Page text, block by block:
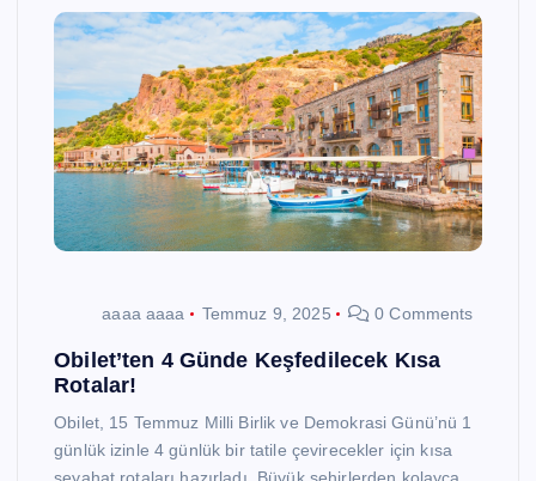
aaaa aaaa Temmuz 9, 2025 0 Comments
Obilet’ten 4 Günde Keşfedilecek Kısa
Rotalar!
Obilet, 15 Temmuz Milli Birlik ve Demokrasi Günü’nü 1
günlük izinle 4 günlük bir tatile çevirecekler için kısa